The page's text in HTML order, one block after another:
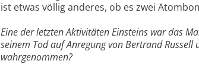
ist etwas völlig anderes, ob es zwei
Eine der letzten Aktivitäten Einsteins war das
seinem Tod auf Anregung von Bertrand
wahrgenommen?